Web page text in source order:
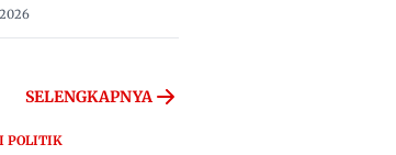
SELENGKAPNYA
POLITIK